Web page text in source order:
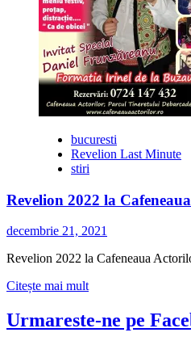
bucuresti
Revelion Last Minute
stiri
Revelion 2022 la
decembrie 21, 2021
Revelion 2022 la Cafeneaua
Citește mai multCitește
despre
Urmareste-ne pe